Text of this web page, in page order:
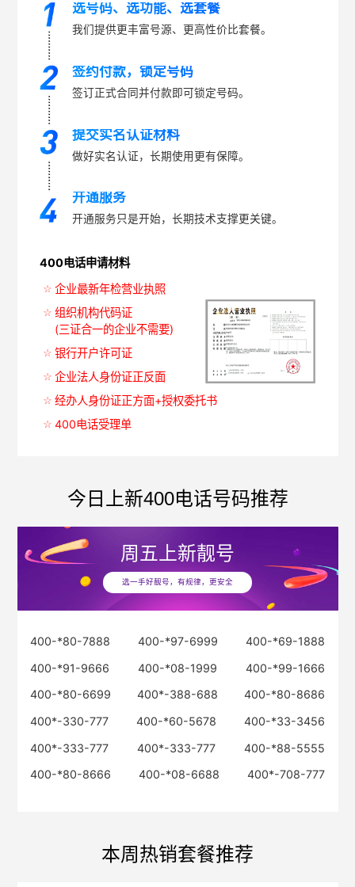
选号码、选功能、选套餐
我们提供更丰富号源、更高性价比套餐。
签约付款，锁定号码
签订正式合同并付款即可锁定号码。
提交实名认证材料
做好实名认证，长期使用更有保障。
开通服务
开通服务只是开始，长期技术支撑更关键。
400电话申请材料
企业最新年检营业执照
组织机构代码证
(三证合一的企业不需要)
银行开户许可证
企业法人身份证正反面
经办人身份证正方面+授权委托书
400电话受理单
今日上新400电话号码推荐
周五上新靓号
选一手好靓号，有规律，更安全
400-*80-7888 400-*97-6999
400-*69-1888
400-*91-9666
400-*08-1999
400-*99-1666
400-*80-6699
400*-388-688
400-*80-8686
400*-330-777
400-*60-5678
400-*33-3456
400*-333-777
400*-333-777
400-*88-5555
400-*80-8666
400-*08-6688 400*-708-777
本周热销套餐推荐